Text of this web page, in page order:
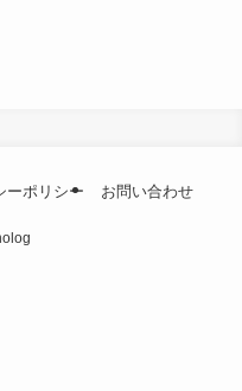
ーポリシー お問い合わせ